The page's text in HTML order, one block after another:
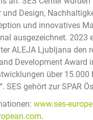
Design,
und innovatives
ausgezeichnet. 2023
ALEJA Ljubljana den
Development Award
über 15.000
SES gehört zur SPAR
www.ses-
.